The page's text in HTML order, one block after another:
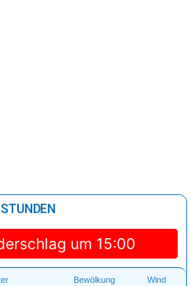
um 15:00
Bewölkung Wind